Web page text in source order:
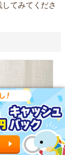
てみてくださ